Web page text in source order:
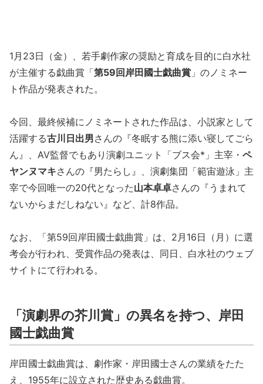
1月23日（金）、若手劇作家の奨励と育成を目的に白水社
が主催する戯曲賞「第59回岸田國士戯曲賞 」のノミネー
ト作品が発表された。
今回、最終候補にノミネートされた作品は、小説家として
活躍する古川日出男さんの『冬眠する熊に添い寝してごら
ん』、AV監督でもあり演劇ユニット「ブス会*」主宰・ ペ
ヤンヌマキさんの『男たらし』、演劇集団「範宙遊泳」主
宰で今回唯一の20代となった山本卓卓さんの『うまれて
ないからまだしねない』など、計8作品。
なお、「第59回岸田國士戯曲賞」は、2月16日（月）に選
考会が行われ、受賞作品の発表は、同日、白水社のウェブ
サイトにて行われる。
「演劇界の芥川賞」の異名を持つ、岸田
國士戯曲賞
岸田國士戯曲賞は、劇作家・岸田國士さんの業績をたた
え、1955年に設立された歴史ある戯曲賞。